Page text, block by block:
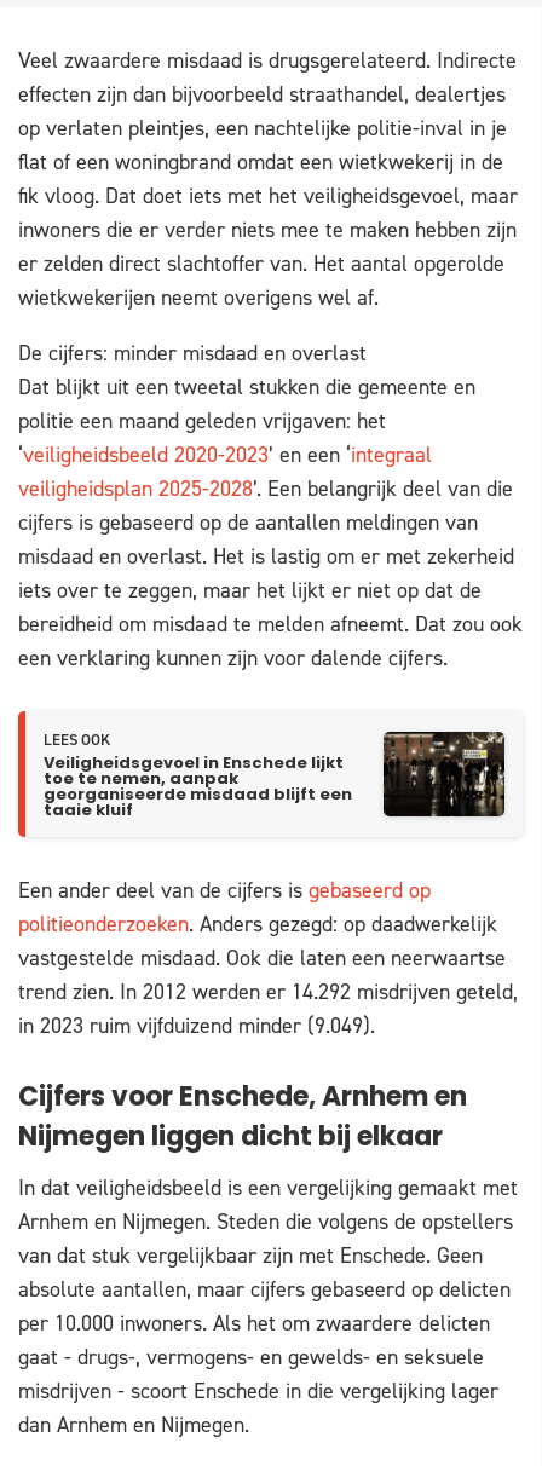
Veel zwaardere misdaad is drugsgerelateerd. Indirecte
effecten zijn dan bijvoorbeeld straathandel, dealertjes
op verlaten pleintjes, een nachtelijke politie-inval in je
flat of een woningbrand omdat een wietkwekerij in de
fik vloog. Dat doet iets met het veiligheidsgevoel, maar
inwoners die er verder niets mee te maken hebben zijn
er zelden direct slachtoffer van. Het aantal opgerolde
wietkwekerijen neemt overigens wel af.
De cijfers: minder misdaad en overlast
Dat blijkt uit een tweetal stukken die gemeente en
politie een maand geleden vrijgaven: het
‘veiligheidsbeeld 2020-2023’ en een ‘integraal
veiligheidsplan 2025-2028’. Een belangrijk deel van die
cijfers is gebaseerd op de aantallen meldingen van
misdaad en overlast. Het is lastig om er met zekerheid
iets over te zeggen, maar het lijkt er niet op dat de
bereidheid om misdaad te melden afneemt. Dat zou ook
een verklaring kunnen zijn voor dalende cijfers.
LEES OOK
Veiligheidsgevoel in Enschede lijkt
toe te nemen, aanpak
georganiseerde misdaad blijft een
taaie kluif
Een ander deel van de cijfers is gebaseerd op
politieonderzoeken. Anders gezegd: op daadwerkelijk
vastgestelde misdaad. Ook die laten een neerwaartse
trend zien. In 2012 werden er 14.292 misdrijven geteld,
in 2023 ruim vijfduizend minder (9.049).
Cijfers voor Enschede, Arnhem en
Nijmegen liggen dicht bij elkaar
In dat veiligheidsbeeld is een vergelijking gemaakt met
Arnhem en Nijmegen. Steden die volgens de opstellers
van dat stuk vergelijkbaar zijn met Enschede. Geen
absolute aantallen, maar cijfers gebaseerd op delicten
per 10.000 inwoners. Als het om zwaardere delicten
gaat - drugs-, vermogens- en gewelds- en seksuele
misdrijven - scoort Enschede in die vergelijking lager
dan Arnhem en Nijmegen.